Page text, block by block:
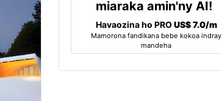
miaraka amin'ny AI!
Havaozina ho PROUS$ 7.0/m
Mamorona fandikana bebe kokoa indray
mandeha